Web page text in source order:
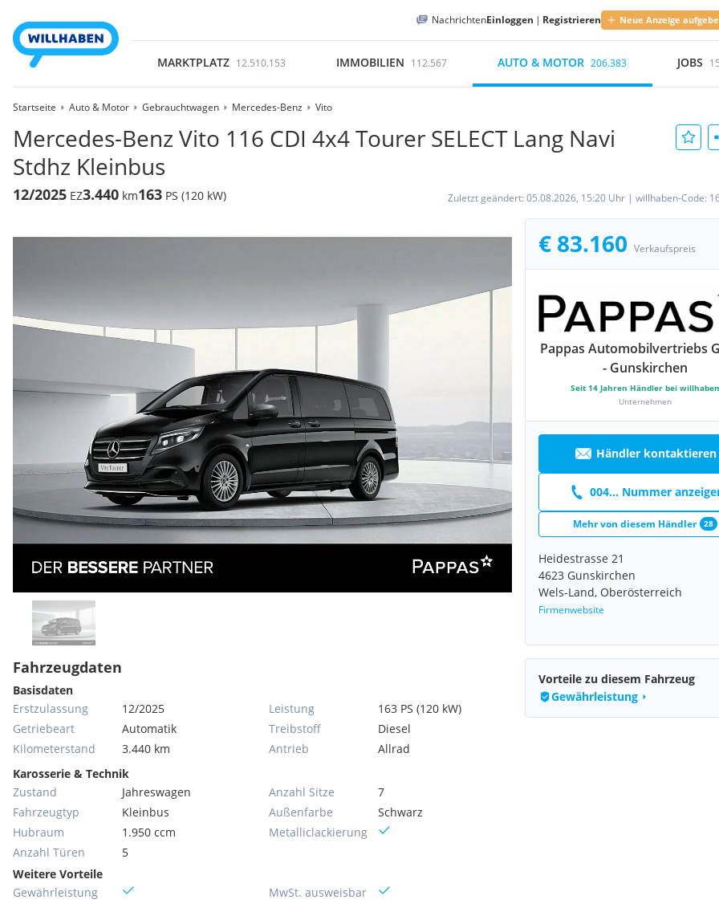
NachrichtenEinloggen | Registrieren Neue Anzeige
MARKTPLATZ 12.510.153 IMMOBILIEN 112.567 AUTO & MOTOR 206.383 JOBS
Startseite Auto & Motor Gebrauchtwagen Mercedes-Benz Vito
Mercedes-Benz Vito 116 CDI 4x4 Tourer SELECT Lang Navi
Stdhz Kleinbus
12/2025 EZ3.440 km163 PS (120 kW) Zuletzt geändert: 05.08.2026, 15:20 Uhr | willhaben-Code:
€ 83.160 Verkaufspreis
Pappas Automobilvertriebs
- Gunskirchen
Seit 14 Jahren Händler bei willhaben
Unternehmen
Händler kontaktieren
004... Nummer
Mehr von diesem Händler 28
Heidestrasse 21
4623 Gunskirchen
Wels-Land, Oberösterreich
Firmenwebsite
Fahrzeugdaten
Basisdaten
Erstzulassung
12/2025
Getriebeart
Automatik
Kilometerstand
3.440 km
Leistung
163 PS (120 kW)
Treibstoff
Diesel
Antrieb
Allrad
Karosserie & Technik
Zustand
Jahreswagen
Fahrzeugtyp
Kleinbus
Hubraum
1.950 ccm
Anzahl Türen
5
Anzahl Sitze
7
Außenfarbe
Schwarz
Metallic­lackierung
Weitere Vorteile
Gewährleistung
MwSt. ausweisbar
Vorteile zu diesem Fahrzeug
Gewährleistung